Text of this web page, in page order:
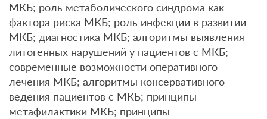
МКБ; роль метаболического синдрома как
фактора риска МКБ; роль инфекции в развитии
МКБ; диагностика МКБ; алгоритмы выявления
литогенных нарушений у пациентов с МКБ;
современные возможности оперативного
лечения МКБ; алгоритмы консервативного
ведения пациентов с МКБ; принципы
метафилактики МКБ; принципы